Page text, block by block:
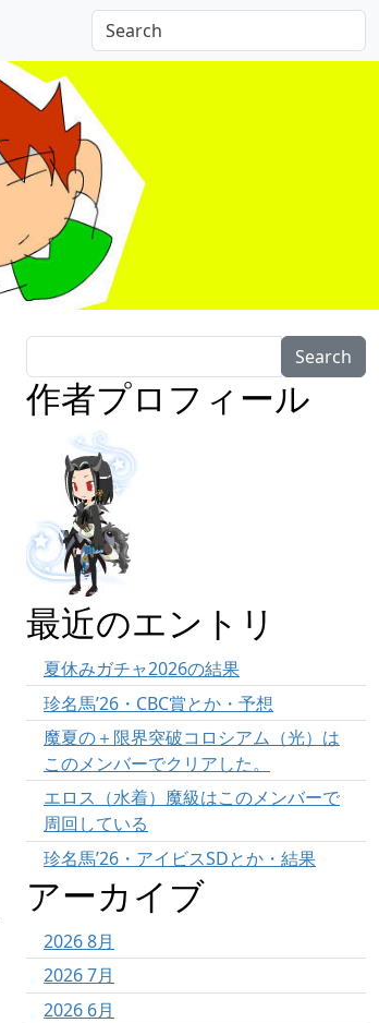
Search
作者プロフィール
最近のエントリ
夏休みガチャ2026の結果
珍名馬’26・CBC賞とか・予想
魔夏の＋限界突破コロシアム（光）は
このメンバーでクリアした。
エロス（水着）魔級はこのメンバーで
周回している
珍名馬’26・アイビスSDとか・結果
アーカイブ
2026 8月
2026 7月
2026 6月